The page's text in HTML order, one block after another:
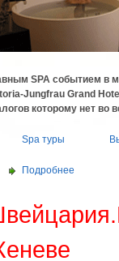
SPA событием в
Jungfrau Grand
которому нет во
Spa туры
Подробнее